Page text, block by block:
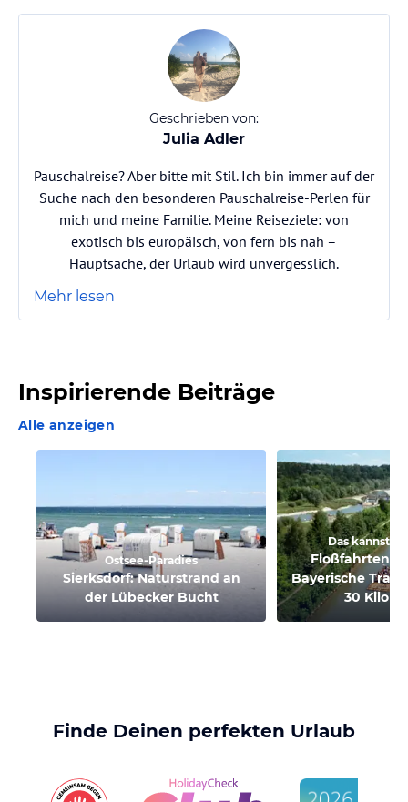
Geschrieben von:
Julia Adler
Pauschalreise? Aber bitte mit Stil. Ich bin immer auf der
Suche nach den besonderen Pauschalreise-Perlen für
mich und meine Familie. Meine Reiseziele: von
exotisch bis europäisch, von fern bis nah –
Hauptsache, der Urlaub wird unvergesslich.
Mehr lesen
Inspirierende Beiträge
Alle anzeigen
Ostsee-Paradies
Sierksdorf: Naturstrand an
der Lübecker Bucht
Das kannst
Floßfahrten
Bayerische
30
Finde Deinen perfekten Urlaub